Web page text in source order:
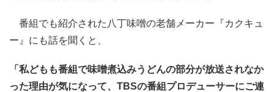
番組でも紹介された八丁味噌の老舗メーカー『カクキュ
ー』にも話を聞くと、
「私どもも番組で味噌煮込みうどんの部分が放送されなか
った理由が気になって、TBSの番組プロデューサーにご連